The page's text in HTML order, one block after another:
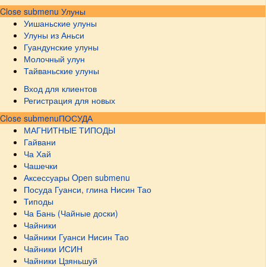
Close submenu Улуны
Уишаньские улуны
Улуны из Аньси
Гуандунские улуны
Молочный улун
Тайваньские улуны
Вход для клиентов
Регистрация для новых
Close submenuПОСУДА
МАГНИТНЫЕ ТИПОДЫ
Гайвани
Ча Хай
Чашечки
Аксессуары Open submenu
Посуда Гуанси, глина Нисин Тао
Типоды
Ча Бань (Чайные доски)
Чайники
Чайники Гуанси Нисин Тао
Чайники ИСИН
Чайники Цзяньшуй